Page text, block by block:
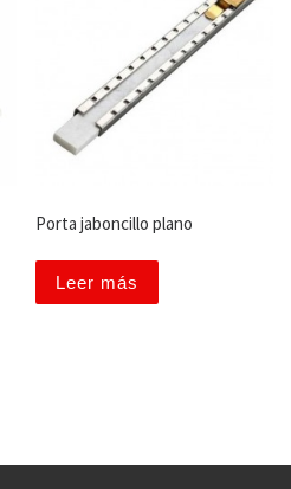
Porta jaboncillo plano
Leer más